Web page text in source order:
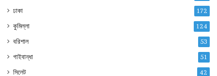
ঢাকা 172
কুমিল্লা 124
বরিশাল 53
গাইবান্ধা 51
সিলেট 42